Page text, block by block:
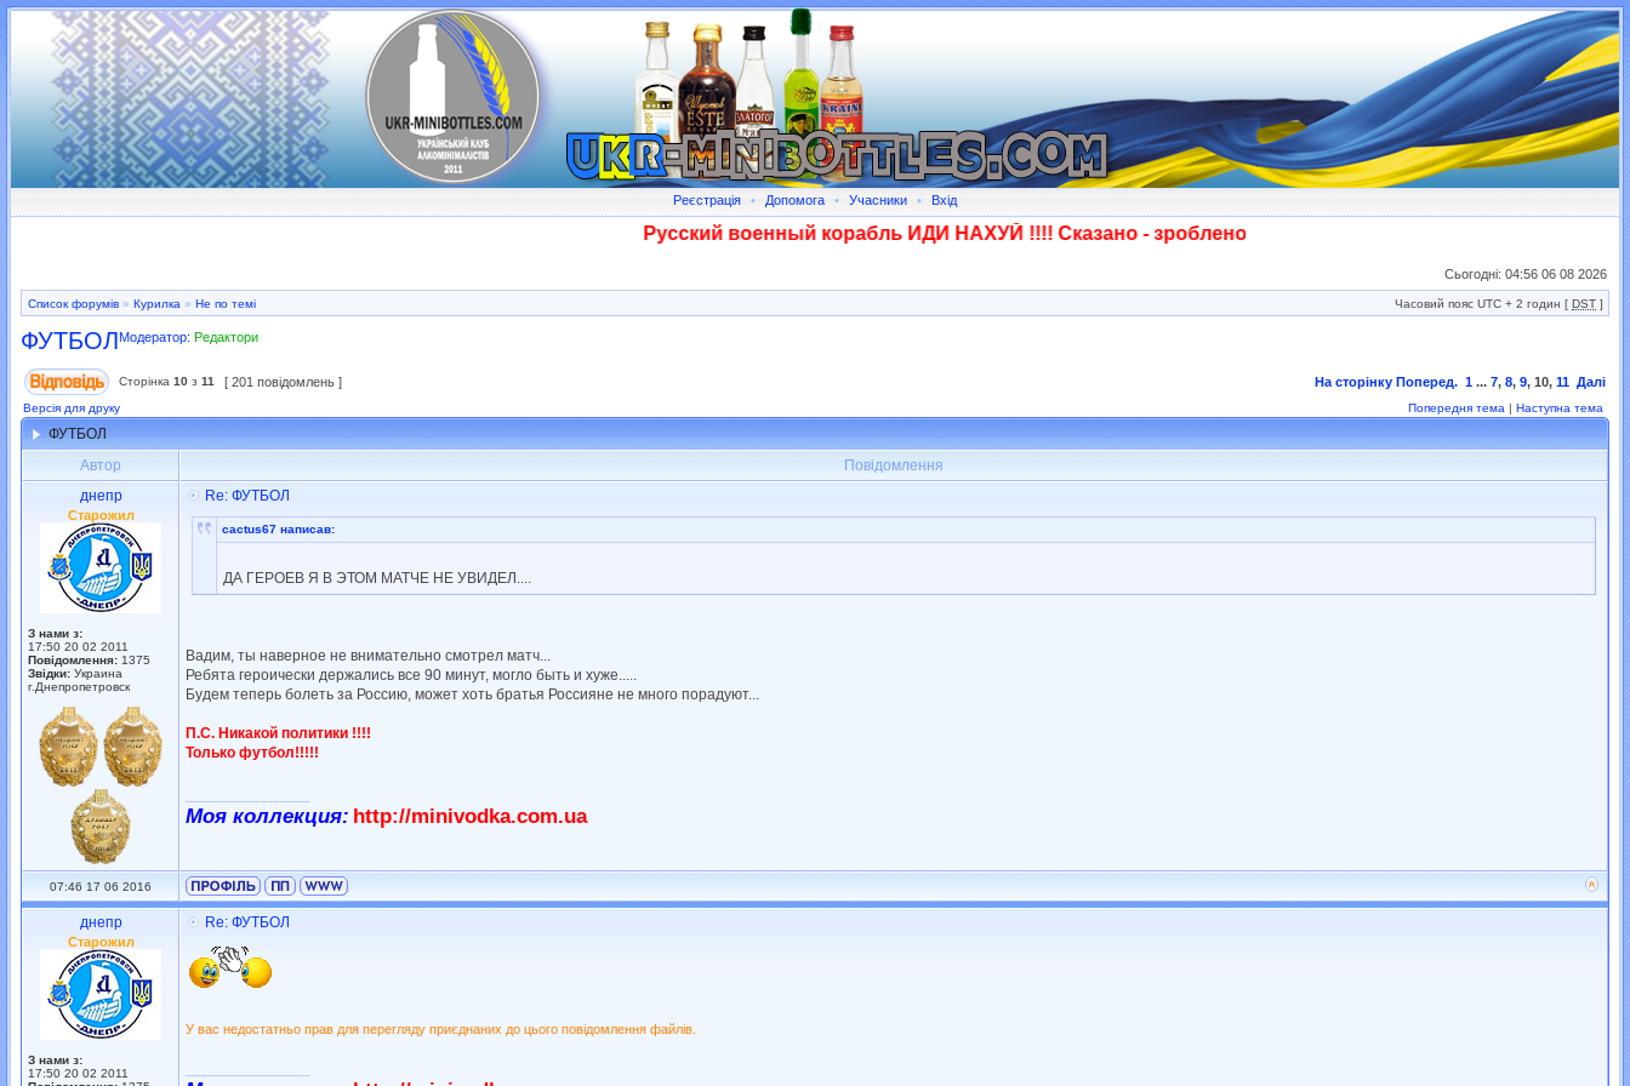
Реєстрація • Допомога • Учасники • Вхід
Русский военный корабль ИДИ НАХУЙ !!!! Сказано - зроблено! Слава ЗСУ!!!
Сьогодні: 04:56 06 08 2026
Список форумів » Курилка » Не по темі Часовий пояс UTC + 2 годин [ DST ]
ФУТБОЛМодератор: Редактори
Сторінка 10 з 11 [ 201 повідомлень ] На сторінку Поперед. 1 ... 7, 8, 9, 10, 11 Далі
Версія для друку Попередня тема | Наступна тема
ФУТБОЛ
Автор
Повідомлення
днепр
Старожил
З нами з:
17:50 20 02 2011
Повідомлення: 1375
Звідки: Украина
г.Днепропетровск
Re: ФУТБОЛ
cactus67 написав:
ДА ГЕРОЕВ Я В ЭТОМ МАТЧЕ НЕ УВИДЕЛ....
Вадим, ты наверное не внимательно смотрел матч...
Ребята героически держались все 90 минут, могло быть и хуже.....
Будем теперь болеть за Россию, может хоть братья Россияне не много порадуют...
П.С. Никакой политики !!!!
Только футбол!!!!!
Моя коллекция: http://minivodka.com.ua
07:46 17 06 2016
днепр
Старожил
З нами з:
17:50 20 02 2011
Re: ФУТБОЛ
У вас недостатньо прав для перегляду приєднаних до цього повідомлення файлів.